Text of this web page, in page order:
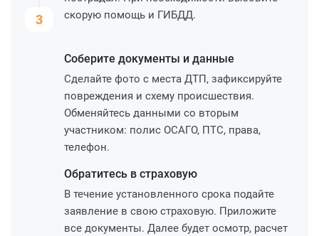
3
скорую помощь и ГИБДД.
Соберите документы и данные
Сделайте фото с места ДТП, зафиксируйте
повреждения и схему происшествия.
Обменяйтесь данными со вторым
участником: полис ОСАГО, ПТС, права,
телефон.
Обратитесь в страховую
В течение установленного срока подайте
заявление в свою страховую. Приложите
все документы. Далее будет осмотр, расчет